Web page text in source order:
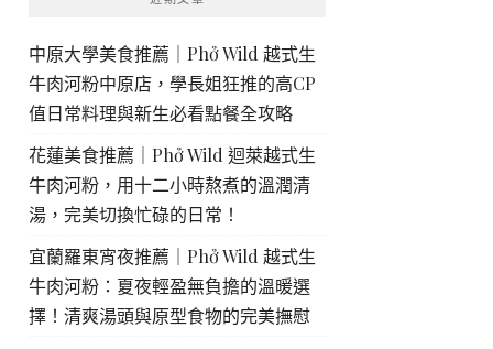
中原大學美食推薦｜Phở Wild 越式生
牛肉河粉中原店，學長姐狂推的高CP
值日常料理與新生必看點餐全攻略
花蓮美食推薦｜Phở Wild 迴萊越式生
牛肉河粉，用十二小時熬煮的溫潤清
湯，完美切換忙碌的日常！
宜蘭羅東宵夜推薦｜Phở Wild 越式生
牛肉河粉：夏夜輕盈無負擔的溫暖選
擇！清爽湯頭與原型食物的完美撫慰